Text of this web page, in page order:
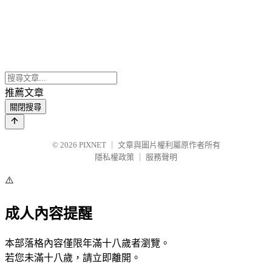
推薦文章
關閉搜尋
© 2026 PIXNET
文章與圖片權利屬原作者所有
隱私權政策
服務聲明
⚠️
成人內容提醒
本部落格內容僅限年滿十八歲者瀏覽。
若您未滿十八歲，請立即離開。